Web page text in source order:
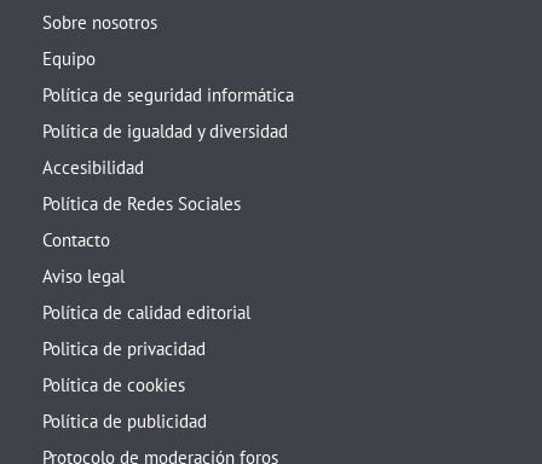
Sobre nosotros
Equipo
Política de seguridad informática
Política de igualdad y diversidad
Accesibilidad
Política de Redes Sociales
Contacto
Aviso legal
Política de calidad editorial
Politica de privacidad
Política de cookies
Política de publicidad
Protocolo de moderación foros